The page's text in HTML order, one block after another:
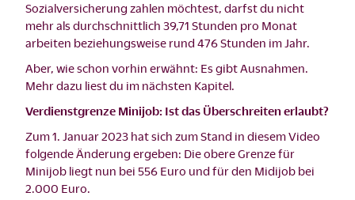
Sozialversicherung zahlen möchtest, darfst du nicht
mehr als durchschnittlich 39,71 Stunden pro Monat
arbeiten beziehungsweise rund 476 Stunden im Jahr.
Aber, wie schon vorhin erwähnt: Es gibt Ausnahmen.
Mehr dazu liest du im nächsten Kapitel.
Verdienstgrenze Minijob: Ist das Überschreiten erlaubt?
Zum 1. Januar 2023 hat sich zum Stand in diesem Video
folgende Änderung ergeben: Die obere Grenze für
Minijob liegt nun bei 556 Euro und für den Midijob bei
2.000 Euro.